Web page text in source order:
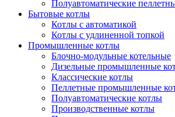
Полуавтоматические
Бытовые котлы
Котлы с автоматикой
Котлы с удлиненной топкой
Промышленные котлы
Блочно-модульные котельные
Дизельные промышленные
Классические котлы
Пеллетные промышленные
Полуавтоматические котлы
Производственные котлы